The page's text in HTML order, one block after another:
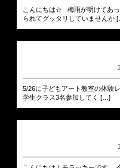
こんにちは☆ 梅雨が明けてあ
られてグッタリしていませんか
5/26に子どもアート教室の体験
学生クラス3名参加してく […]